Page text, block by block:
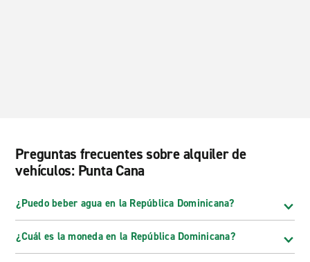
Preguntas frecuentes sobre alquiler de
vehículos: Punta Cana
¿Puedo beber agua en la República Dominicana?
¿Cuál es la moneda en la República Dominicana?